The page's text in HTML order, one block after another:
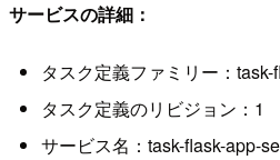
サービスの詳細：
タスク定義ファミリー：
タスク定義のリビジョン：1
サービス名：task-flask-app-